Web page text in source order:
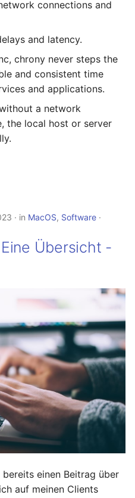
connections and
and latency.
chrony never steps the
and consistent time
and applications.
a network
the local host or server
in MacOS, Software
Übersicht -
einen Beitrag über
auf meinen Clients